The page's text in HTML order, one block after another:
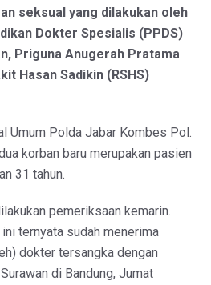
seksual yang dilakukan oleh
Dokter Spesialis (PPDS)
Priguna Anugerah Pratama
Hasan Sadikin (RSHS)
Umum Polda Jabar Kombes Pol.
korban baru merupakan pasien
31 tahun.
pemeriksaan kemarin.
ternyata sudah menerima
dokter tersangka dengan
di Bandung, Jumat